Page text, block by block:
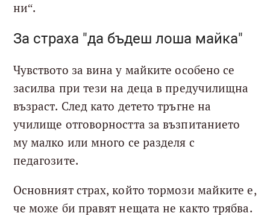
ни“.
За страха "да бъдеш лоша майка"
Чувството за вина у майките особено се
засилва при тези на деца в предучилищна
възраст. След като детето тръгне на
училище отговорността за възпитанието
му малко или много се разделя с
педагозите.
Основният страх, който тормози майките е,
че може би правят нещата не както трябва.